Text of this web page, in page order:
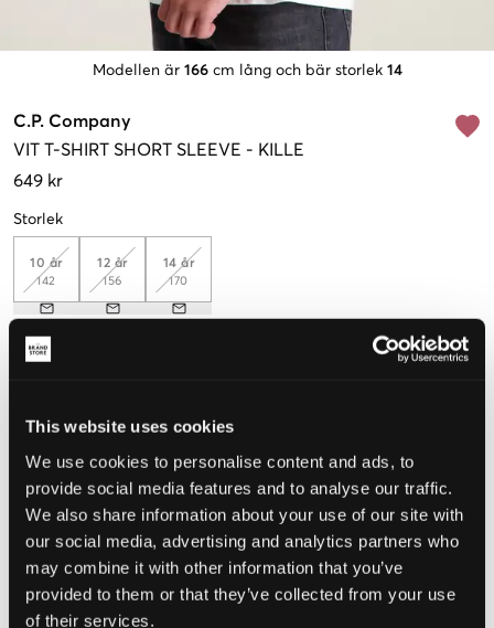
This website uses cookies
We use cookies to personalise content and ads, to
provide social media features and to analyse our traffic.
We also share information about your use of our site with
our social media, advertising and analytics partners who
may combine it with other information that you’ve
provided to them or that they’ve collected from your use
of their services.
Modellen är 166 cm lång och bär storlek 14
C.P. Company
VIT T-SHIRT SHORT SLEEVE - KILLE
649 kr
Storlek
10 år
142
12 år
156
14 år
170
Upplevd storlek
STORLEKSGUIDE
VÄLJ STORLEK
Fri frakt
Öppet köpi 60 dagar
Leverans2-4 vardagar